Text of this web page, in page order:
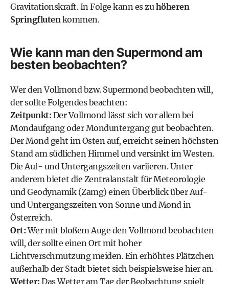
Gravitationskraft. In Folge kann es zuhöheren
Springflutenkommen.
Wie kann man den Supermond am
besten beobachten?
Wer den Vollmond bzw. Supermond beobachten will,
der sollte Folgendes beachten:
Zeitpunkt: Der Vollmond lässt sich vor allem bei
Mondaufgang oder Monduntergang gut beobachten.
Der Mond geht im Osten auf, erreicht seinen höchsten
Stand am südlichen Himmel und versinkt im Westen.
Die Auf- und Untergangszeiten variieren. Unter
anderem bietet die Zentralanstalt für Meteorologie
und Geodynamik (Zamg) einen Überblick über Auf-
und Untergangszeiten von Sonne und Mondin
Österreich.
Ort:Wer mit bloßem Auge den Vollmond beobachten
will, der sollte einen Ort mit hoher
Lichtverschmutzung meiden. Ein erhöhtes Plätzchen
außerhalb der Stadt bietet sich beispielsweise hier an.
Wetter: Das Wetter am Tag der Beobachtung spielt